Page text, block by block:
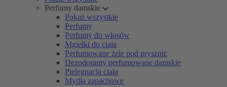
Perfumy damskie
Pokaż wszystkie
Perfumy
Perfumy do włosów
Mgiełki do ciała
Perfumowane żele pod prysznic
Dezodoranty perfumowane damskie
Pielęgnacja ciała
Mydła zapachowe